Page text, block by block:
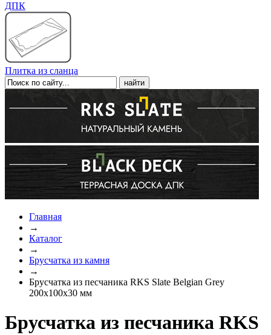
ДПК
Плитка из сланца
Главная
→
Каталог
→
Брусчатка из камня
→
Брусчатка из песчаника RKS Slate Belgian Grey
200x100x30 мм
Брусчатка из песчаника RKS